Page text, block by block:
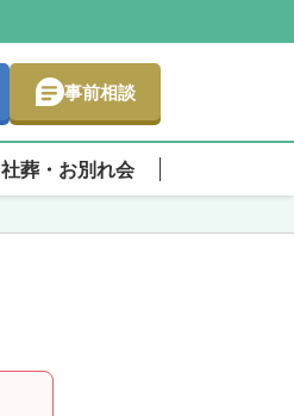
事前相談
社葬・お別れ会